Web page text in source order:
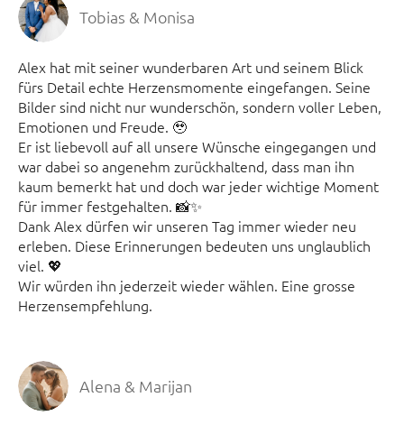
Tobias & Monisa
Alex hat mit seiner wunderbaren Art und seinem Blick
fürs Detail echte Herzensmomente eingefangen. Seine
Bilder sind nicht nur wunderschön, sondern voller Leben,
Emotionen und Freude. 🥹
Er ist liebevoll auf all unsere Wünsche eingegangen und
war dabei so angenehm zurückhaltend, dass man ihn
kaum bemerkt hat und doch war jeder wichtige Moment
für immer festgehalten. 📸✨
Dank Alex dürfen wir unseren Tag immer wieder neu
erleben. Diese Erinnerungen bedeuten uns unglaublich
viel. 💖
Wir würden ihn jederzeit wieder wählen. Eine grosse
Herzensempfehlung.
Alena & Marijan